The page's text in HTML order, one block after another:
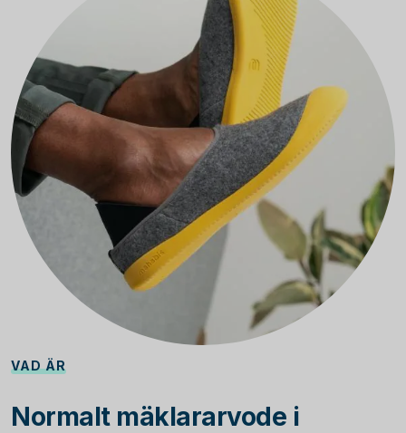
VAD ÄR
Normalt mäklararvode i